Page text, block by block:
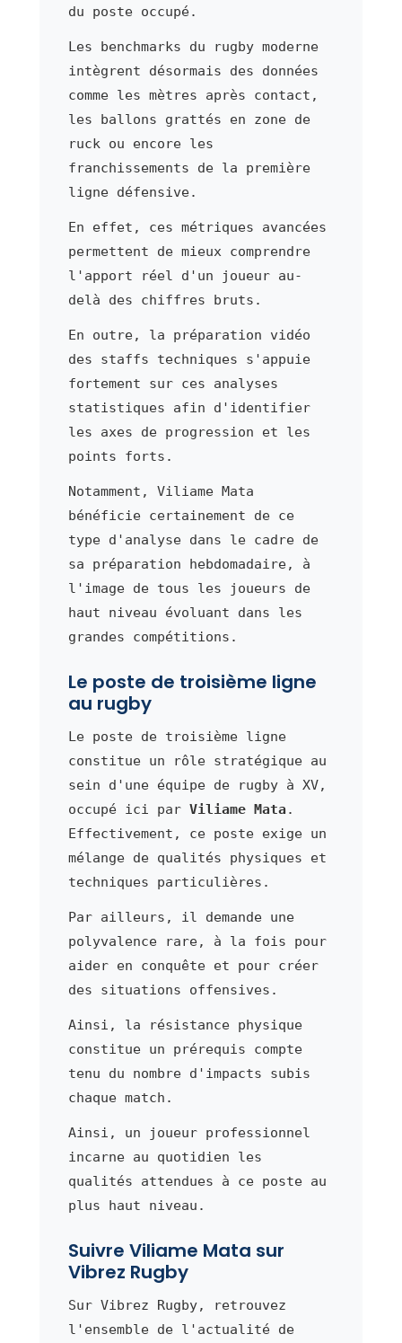
du poste occupé.
Les benchmarks du rugby moderne
intègrent désormais des données
comme les mètres après contact,
les ballons grattés en zone de
ruck ou encore les
franchissements de la première
ligne défensive.
En effet, ces métriques avancées
permettent de mieux comprendre
l'apport réel d'un joueur au-
delà des chiffres bruts.
En outre, la préparation vidéo
des staffs techniques s'appuie
fortement sur ces analyses
statistiques afin d'identifier
les axes de progression et les
points forts.
Notamment, Viliame Mata
bénéficie certainement de ce
type d'analyse dans le cadre de
sa préparation hebdomadaire, à
l'image de tous les joueurs de
haut niveau évoluant dans les
grandes compétitions.
Le poste de troisième ligne
au rugby
Le poste de troisième ligne
constitue un rôle stratégique au
sein d'une équipe de rugby à XV,
occupé ici par Viliame Mata .
Effectivement, ce poste exige un
mélange de qualités physiques et
techniques particulières.
Par ailleurs, il demande une
polyvalence rare, à la fois pour
aider en conquête et pour créer
des situations offensives.
Ainsi, la résistance physique
constitue un prérequis compte
tenu du nombre d'impacts subis
chaque match.
Ainsi, un joueur professionnel
incarne au quotidien les
qualités attendues à ce poste au
plus haut niveau.
Suivre Viliame Mata sur
Vibrez Rugby
Sur Vibrez Rugby, retrouvez
l'ensemble de l'actualité de